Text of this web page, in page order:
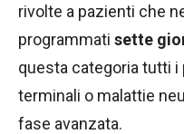
rivolte a pazienti che
programmati sette
questa categoria tutti
terminali o malattie
fase avanzata.